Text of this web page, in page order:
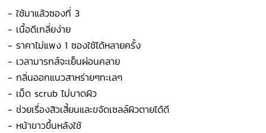
- ใช้มาแล้วซองที่ 3
- เนื้อดีเกลี่ยง่าย
- ราคาไม่แพง 1 ซองใช้ได้หลายครั้ง
- เวลามารกส์จะเย็นผ่อนคลาย
- กลิ่นออกแนวสาหร่ายๆทะเลๆ
- เม็ด scrub ไม่บาดผิว
- ช่วยเรื่องสิวเสี้ยนและขจัดเซลล์ผิวตายได้ดี
- หน้าขาวขึ้นหลังใช้